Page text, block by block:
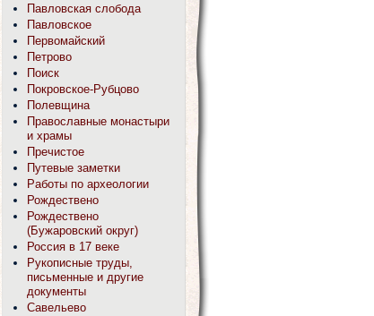
Павловская слобода
Павловское
Первомайский
Петрово
Поиск
Покровское-Рубцово
Полевщина
Православные монастыри
и храмы
Пречистое
Путевые заметки
Работы по археологии
Рождествено
Рождествено
(Бужаровский округ)
Россия в 17 веке
Рукописные труды,
письменные и другие
документы
Савельево